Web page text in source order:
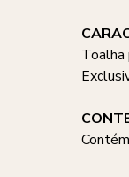
Toalha